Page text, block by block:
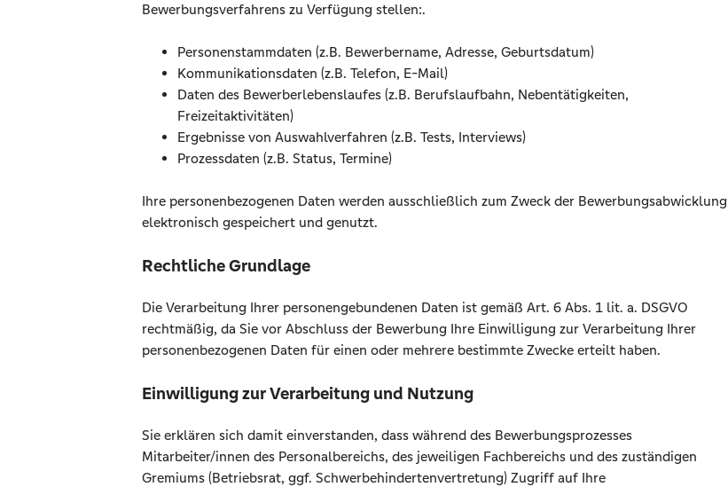
Bewerbungsverfahrens zu Verfügung stellen:.
Personenstammdaten (z.B. Bewerbername, Adresse, Geburtsdatum)
Kommunikationsdaten (z.B. Telefon, E-Mail)
Daten des Bewerberlebenslaufes (z.B. Berufslaufbahn, Nebentätigkeiten,
Freizeitaktivitäten)
Ergebnisse von Auswahlverfahren (z.B. Tests, Interviews)
Prozessdaten (z.B. Status, Termine)
Ihre personenbezogenen Daten werden ausschließlich zum Zweck der Bewerbungsabwicklung
elektronisch gespeichert und genutzt.
Rechtliche Grundlage
Die Verarbeitung Ihrer personengebundenen Daten ist gemäß Art. 6 Abs. 1 lit. a. DSGVO
rechtmäßig, da Sie vor Abschluss der Bewerbung Ihre Einwilligung zur Verarbeitung Ihrer
personenbezogenen Daten für einen oder mehrere bestimmte Zwecke erteilt haben.
Einwilligung zur Verarbeitung und Nutzung
Sie erklären sich damit einverstanden, dass während des Bewerbungsprozesses
Mitarbeiter/innen des Personalbereichs, des jeweiligen Fachbereichs und des zuständigen
Gremiums (Betriebsrat, ggf. Schwerbehindertenvertretung) Zugriff auf Ihre